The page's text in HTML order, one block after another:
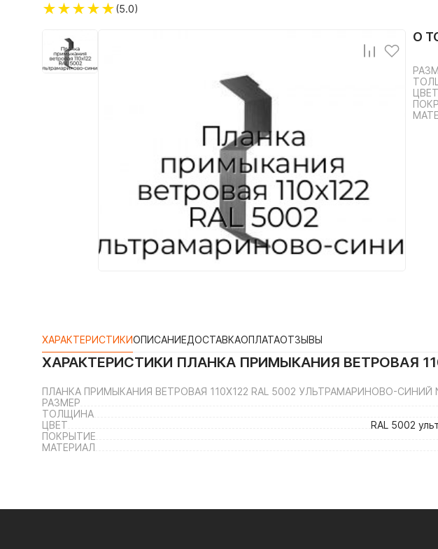
★★★★★(5.0)
О
ЦВЕТ
ХАРАКТЕРИСТИКИОПИСАНИЕДОСТАВКАОПЛАТАОТЗЫВЫ
ХАРАКТЕРИСТИКИ ПЛАНКА ПРИМЫКАНИЯ ВЕТРОВАЯ
ПЛАНКА ПРИМЫКАНИЯ ВЕТРОВАЯ 110Х122 RAL 5002 УЛЬТРАМАРИНОВО-СИНИЙ
РАЗМЕР
ТОЛЩИНА
ЦВЕТ
RAL 5002
ПОКРЫТИЕ
МАТЕРИАЛ